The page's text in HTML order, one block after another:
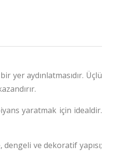
yer aydınlatmasıdır. Üçlü
yaratmak için idealdir.
ve dekoratif yapısı;